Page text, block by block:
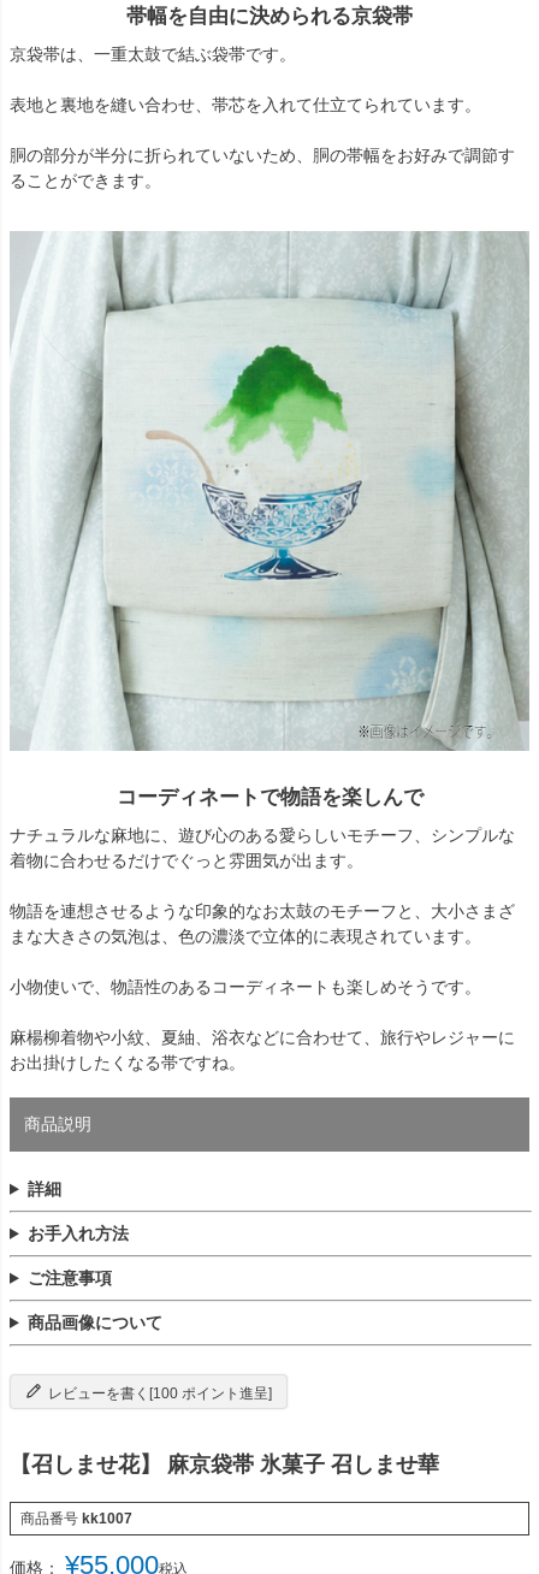
帯幅を自由に決められる京袋帯
京袋帯は、一重太鼓で結ぶ袋帯です。
表地と裏地を縫い合わせ、帯芯を入れて仕立てられています。
胴の部分が半分に折られていないため、胴の帯幅をお好みで調節す
ることができます。
コーディネートで物語を楽しんで
ナチュラルな麻地に、遊び心のある愛らしいモチーフ、シンプルな
着物に合わせるだけでぐっと雰囲気が出ます。
物語を連想させるような印象的なお太鼓のモチーフと、大小さまざ
まな大きさの気泡は、色の濃淡で立体的に表現されています。
小物使いで、物語性のあるコーディネートも楽しめそうです。
麻楊柳着物や小紋、夏紬、浴衣などに合わせて、旅行やレジャーに
お出掛けしたくなる帯ですね。
商品説明
詳細
お手入れ方法
ご注意事項
商品画像について
レビューを書く[100 ポイント進呈]
【召しませ花】 麻京袋帯 氷菓子 召しませ華
商品番号 kk1007
価格： ¥55,000税込